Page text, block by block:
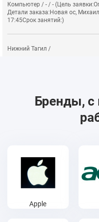
Компьютер / - / - (Цель
Детали заказа:Новая ос,
17:45Срок занятий:)
Нижний Тагил /
Бренды,
Apple